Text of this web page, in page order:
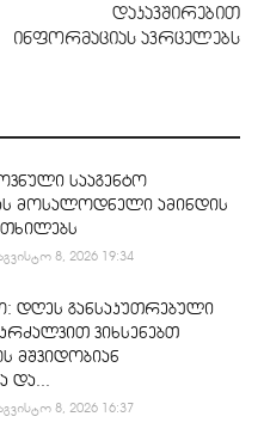
დაკავშირებით
ინფორმაციას ავრცელებს
სააგენტო
მოსალოდნელი ამინდის
8, 2026 19:34
დღეს განსაკუთრებული
ვიხსენებთ
მშვიდობიან
და...
8, 2026 16:37